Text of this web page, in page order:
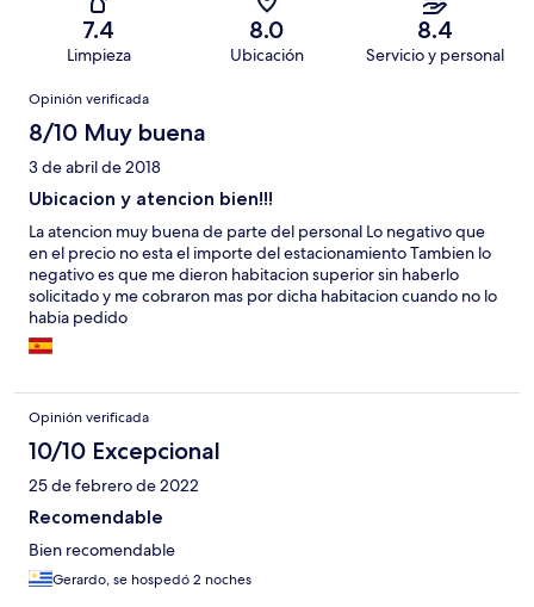
7.4
Limpieza
8.0
Ubicación
8.4
Servicio y personal
Opiniones
Opinión verificada
8/10 Muy buena
3 de abril de 2018
Ubicacion y atencion bien!!!
La atencion muy buena de parte del personal Lo negativo que
en el precio no esta el importe del estacionamiento Tambien lo
negativo es que me dieron habitacion superior sin haberlo
solicitado y me cobraron mas por dicha habitacion cuando no lo
habia pedido
Opinión verificada
10/10 Excepcional
25 de febrero de 2022
Recomendable
Bien recomendable
Gerardo, se hospedó 2 noches